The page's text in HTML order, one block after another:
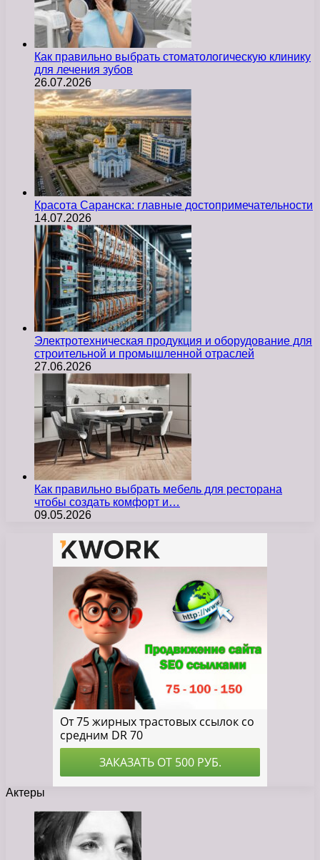
Как правильно выбрать стоматологическую клинику
для лечения зубов
26.07.2026
Красота Саранска: главные достопримечательности
14.07.2026
Электротехническая продукция и оборудование для
строительной и промышленной отраслей
27.06.2026
Как правильно выбрать мебель для ресторана
чтобы создать комфорт и…
09.05.2026
Актеры